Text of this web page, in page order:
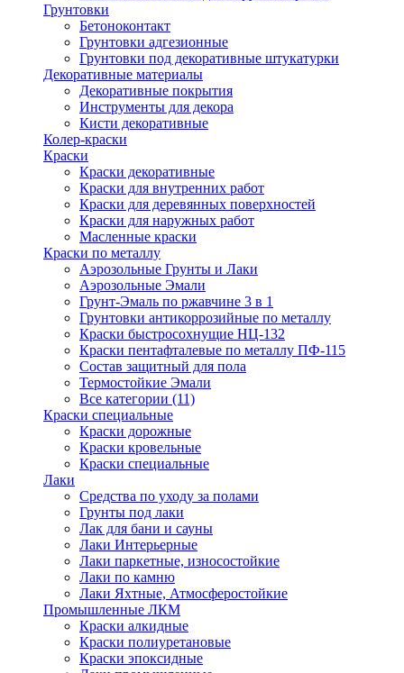
Грунтовки
Бетоноконтакт
Грунтовки адгезионные
Грунтовки под декоративные штукатурки
Декоративные материалы
Декоративные покрытия
Инструменты для декора
Кисти декоративные
Колер-краски
Краски
Краски декоративные
Краски для внутренних работ
Краски для деревянных поверхностей
Краски для наружных работ
Масленные краски
Краски по металлу
Аэрозольные Грунты и Лаки
Аэрозольные Эмали
Грунт-Эмаль по ржавчине 3 в 1
Грунтовки антикоррозийные по металлу
Краски быстросохнущие НЦ-132
Краски пентафталевые по металлу ПФ-115
Состав защитный для пола
Термостойкие Эмали
Все категории (11)
Краски специальные
Краски дорожные
Краски кровельные
Краски специальные
Лаки
Cредства по уходу за полами
Грунты под лаки
Лак для бани и сауны
Лаки Интерьерные
Лаки паркетные, износостойкие
Лаки по камню
Лаки Яхтные, Атмосферостойкие
Промышленные ЛКМ
Краски алкидные
Краски полиуретановые
Краски эпоксидные